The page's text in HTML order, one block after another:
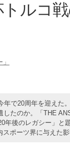
ルコ
で20周年を迎えた
たのか。「THE
年後のレガシー」と
ポーツ界に与えた